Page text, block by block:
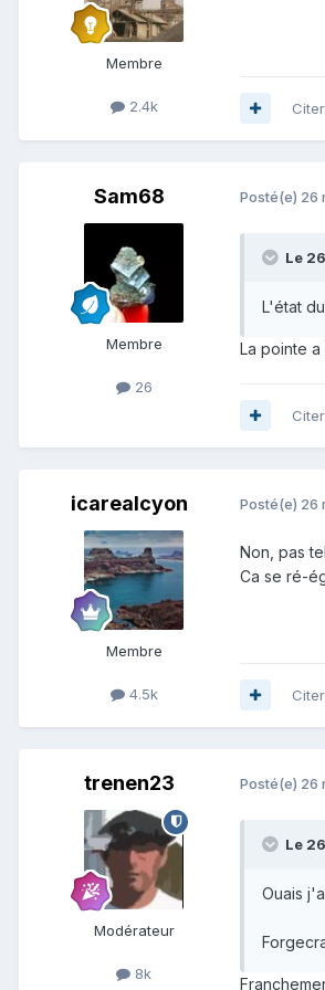
Membre
2.4k Citer
Sam68
Membre
26
Posté(e) 26
Le
L'état
La pointe
Citer
icarealcyon
Membre
4.5k
Posté(e) 26
Non, pas
Ca se ré-
Citer
trenen23
Modérateur
8k
Posté(e) 26
Le
Ouais